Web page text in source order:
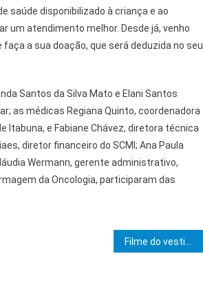
saúde disponibilizado à criança e ao
um atendimento melhor. Desde já, venho
a sua doação, que será deduzida no seu
Santos da Silva Mato e Elani Santos
as médicas Regiana Quinto, coordenadora
Itabuna, e Fabiane Chávez, diretora técnica
diretor financeiro do SCMI; Ana Paula
Wermann, gerente administrativo,
da Oncologia, participaram das